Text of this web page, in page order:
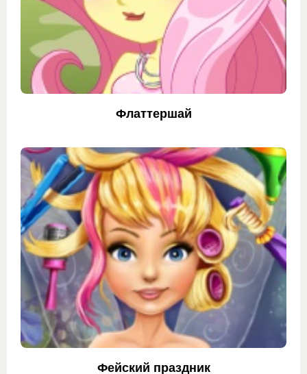
Флаттершай
Фейский праздник